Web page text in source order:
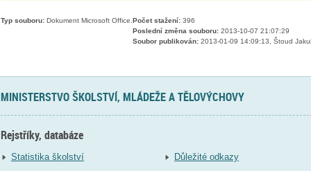
Typ souboru:Dokument Microsoft Office. Počet stažení:396
Poslední změna souboru:2013-10-07 21:07:29
Soubor publikován:2013-01-09 14:09:13, Štoud
MINISTERSTVO ŠKOLSTVÍ, MLÁDEŽE A TĚLOVÝCHOVY
Rejstříky, databáze
Statistika školství
Důležité odkazy